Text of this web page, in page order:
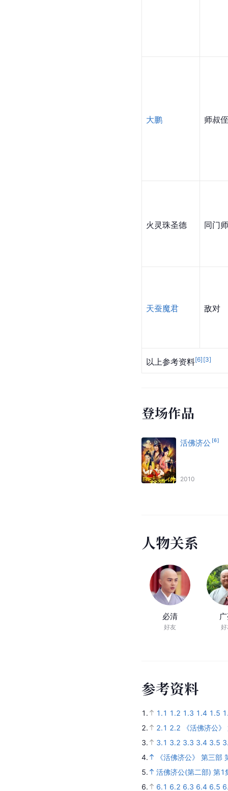
大鹏 师叔侄
火灵珠圣德 同门
天蚕魔君 敌对
以上参考资料[6] [3]
登场作品
活佛济公 [6]
2010
人物关系
必清
好友
参考资料
1. 1.1 1.2 1.3 1.4 1.5
2.
2.1 2.2
《活佛济公
3.
3.1 3.2 3.3 3.4 3.5
4.
《活佛济公》 第三部
5.
活佛济公(第二部) 第1
6.
6.1 6.2 6.3 6.4 6.5